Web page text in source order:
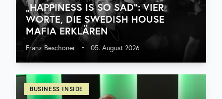
„HAPPINESS IS SO SAD“: VIER
WORTE, DIE SWEDISH HOUSE
MAFIA ERKLÄREN
Franz Beschoner • 05. August 2026
BUSINESS INSIDE